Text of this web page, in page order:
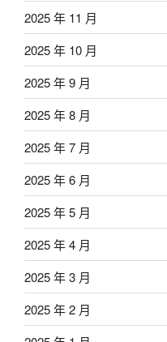
2025 年 11 月
2025 年 10 月
2025 年 9 月
2025 年 8 月
2025 年 7 月
2025 年 6 月
2025 年 5 月
2025 年 4 月
2025 年 3 月
2025 年 2 月